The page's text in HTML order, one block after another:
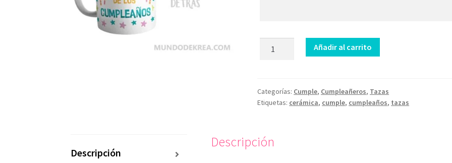
Taza
Modo
Añadir al carrito
Categorías: Cumple, Cumpleañeros, Tazas
Etiquetas: cerámica, cumple, cumpleaños, tazas
Descripción
Descripción